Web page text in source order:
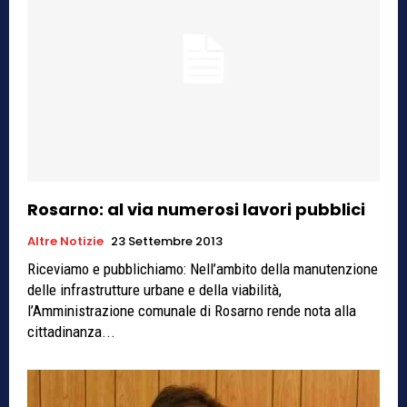
Rosarno: al via numerosi lavori pubblici
Altre Notizie 23 Settembre 2013
Riceviamo e pubblichiamo: Nell’ambito della manutenzione
delle infrastrutture urbane e della viabilità,
l’Amministrazione comunale di Rosarno rende nota alla
cittadinanza...